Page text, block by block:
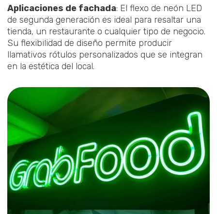
Aplicaciones de fachada: El flexo de neón LED
de segunda generación es ideal para resaltar una
tienda, un restaurante o cualquier tipo de negocio.
Su flexibilidad de diseño permite producir
llamativos rótulos personalizados que se integran
en la estética del local.